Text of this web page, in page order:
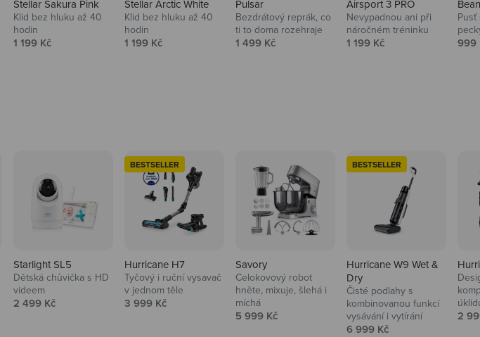
Stellar Sakura Pink
Klid bez hluku až 40
hodin
Prodejní cena
1 199 Kč
Stellar Arctic White
Klid bez hluku až 40
hodin
Prodejní cena
1 199 Kč
Pulsar
Bezdrátový reprák, co
ti to doma rozehraje
Prodejní cena
1 499 Kč
Airsport 3 PRO
Nevypadnou ani při
náročném tréninku
Prodejní cena
1 199 Kč 999
Starlight SL5
Dětská chůvička s HD
videem
Prodejní cena
2 499 Kč
BESTSELLER
Hurricane H7
Tyčový i ruční vysavač
v jednom těle
Prodejní cena
3 999 Kč
Savory
Celokovový robot
hněte, mixuje, šlehá i
míchá
Prodejní cena
5 999 Kč
BESTSELLER
Hurricane W9 Wet &
Dry
Čisté podlahy s
kombinovanou funkcí
vysávání i vytírání
Prodejní cena
6 999 Kč
2
Domácnost
Vysavače, parťáci do kuchyně i